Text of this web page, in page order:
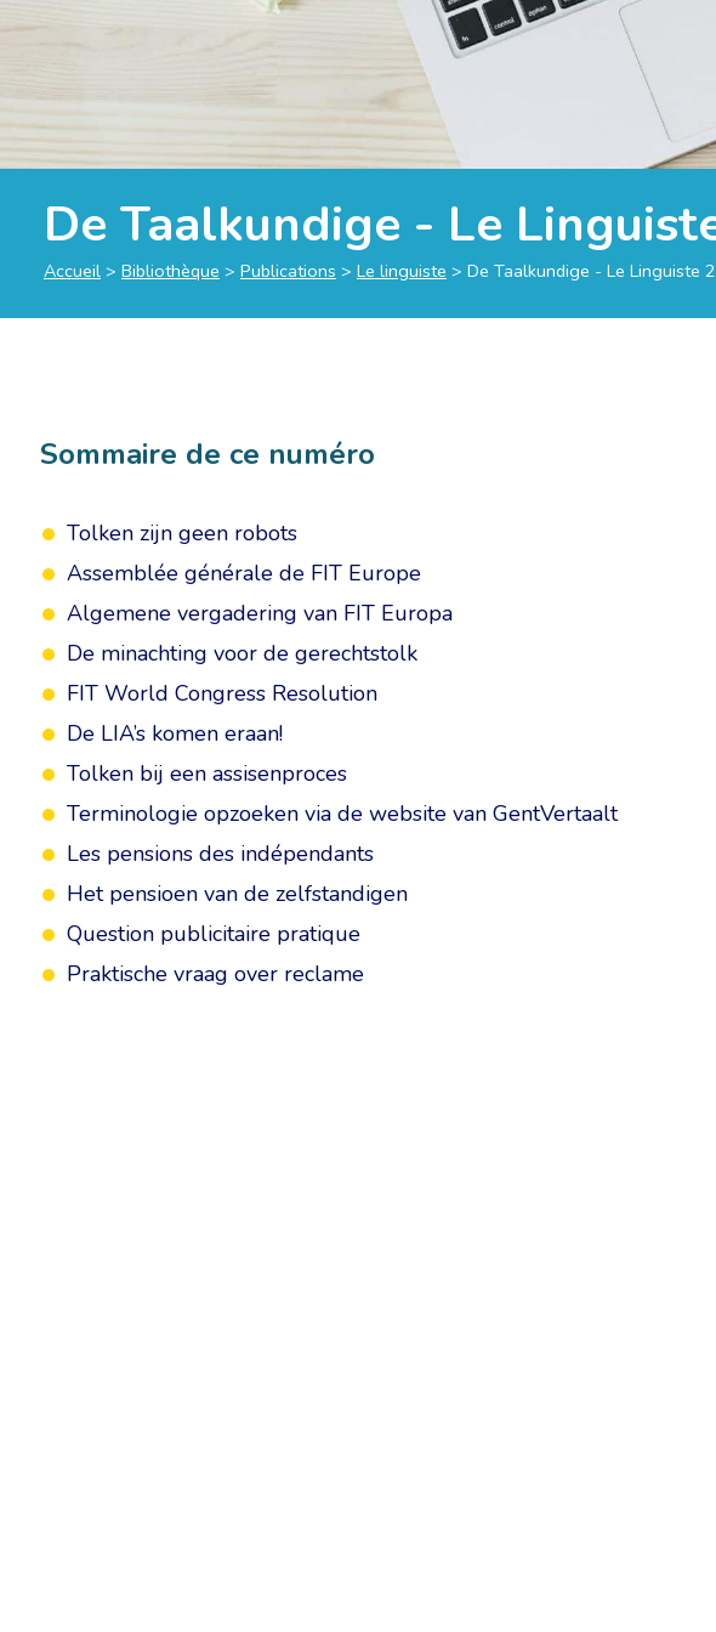
De Taalkundige - Le
Accueil > Bibliothèque > Publications > Le linguiste > De Taalkundige - Le Linguiste
Sommaire de ce numéro
Tolken zijn geen robots
Assemblée générale de FIT Europe
Algemene vergadering van FIT Europa
De minachting voor de gerechtstolk
FIT World Congress Resolution
De LIA’s komen eraan!
Tolken bij een assisenproces
Terminologie opzoeken via de website van GentVertaalt
Les pensions des indépendants
Het pensioen van de zelfstandigen
Question publicitaire pratique
Praktische vraag over reclame